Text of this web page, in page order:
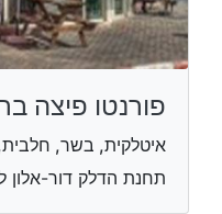
פורנטו פיצה
איטלקית, בשר,
תחנת הדלק דור-אלון